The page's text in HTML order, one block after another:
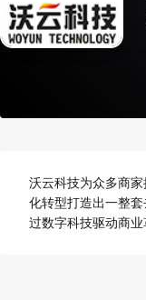
沃云科技为众多商
化转型打造出一整
过数字科技驱动商业